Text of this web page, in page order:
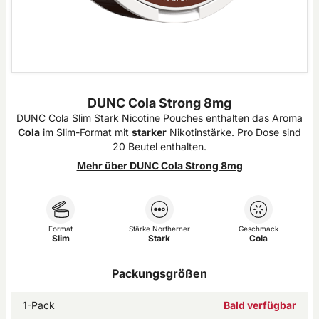
DUNC Cola Strong 8mg
DUNC Cola Slim Stark Nicotine Pouches enthalten das Aroma
Cola im Slim-Format mit starker Nikotinstärke. Pro Dose sind
20 Beutel enthalten.
Mehr über DUNC Cola Strong 8mg
Format
Slim
Stärke Northerner
Stark
Geschmack
Cola
Packungsgrößen
1-Pack Bald verfügbar